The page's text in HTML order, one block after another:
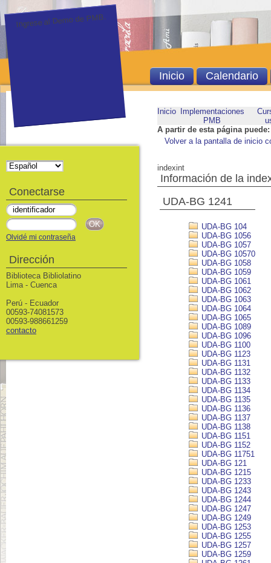
Inicio
Implementaciones
PMB
A partir de esta página puede:
Volver a la pantalla de inicio
indexint
Información de la
UDA-BG 1241
UDA-BG 104
UDA-BG 1056
UDA-BG 1057
UDA-BG 10570
UDA-BG 1058
UDA-BG 1059
UDA-BG 1061
UDA-BG 1062
UDA-BG 1063
UDA-BG 1064
UDA-BG 1065
UDA-BG 1089
UDA-BG 1096
UDA-BG 1100
UDA-BG 1123
UDA-BG 1131
UDA-BG 1132
UDA-BG 1133
UDA-BG 1134
UDA-BG 1135
UDA-BG 1136
UDA-BG 1137
UDA-BG 1138
UDA-BG 1151
UDA-BG 1152
UDA-BG 11751
UDA-BG 121
UDA-BG 1215
UDA-BG 1233
UDA-BG 1243
UDA-BG 1244
UDA-BG 1247
UDA-BG 1249
UDA-BG 1253
UDA-BG 1255
UDA-BG 1257
UDA-BG 1259
Ingrese al Demo de PMB.
Inicio Calendario
Conectarse
Olvidé mi contraseña
Dirección
Biblioteca Bibliolatino
Lima - Cuenca
Perú - Ecuador
00593-74081573
00593-988661259
contacto